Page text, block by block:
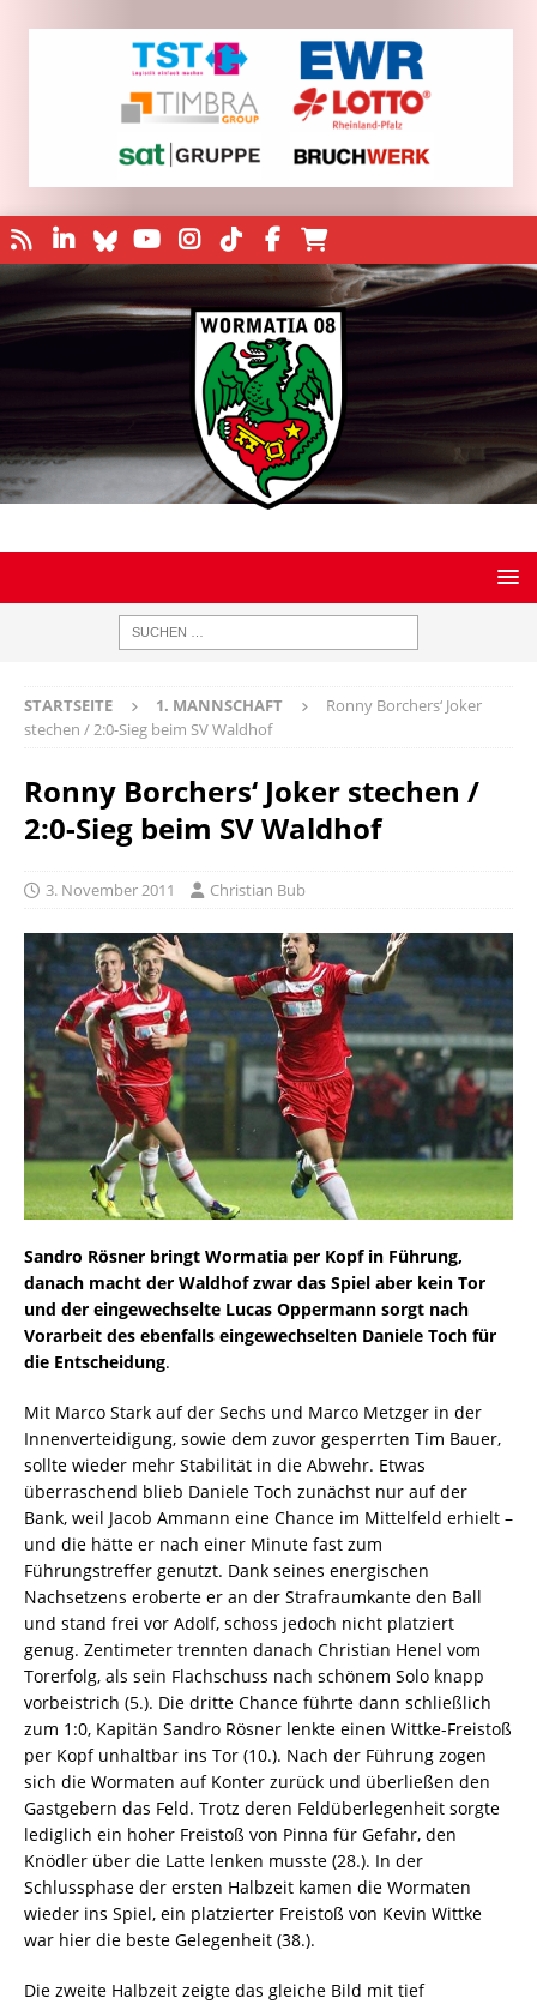
STARTSEITE 1. MANNSCHAFT
Ronny Borchers‘ Joker
stechen / 2:0-Sieg beim SV Waldhof
Ronny Borchers‘ Joker stechen /
2:0-Sieg beim SV Waldhof
3. November 2011 Christian Bub
Sandro Rösner bringt Wormatia per Kopf in Führung,
danach macht der Waldhof zwar das Spiel aber kein Tor
und der eingewechselte Lucas Oppermann sorgt nach
Vorarbeit des ebenfalls eingewechselten Daniele Toch für
die Entscheidung.
Mit Marco Stark auf der Sechs und Marco Metzger in der
Innenverteidigung, sowie dem zuvor gesperrten Tim Bauer,
sollte wieder mehr Stabilität in die Abwehr. Etwas
überraschend blieb Daniele Toch zunächst nur auf der
Bank, weil Jacob Ammann eine Chance im Mittelfeld erhielt –
und die hätte er nach einer Minute fast zum
Führungstreffer genutzt. Dank seines energischen
Nachsetzens eroberte er an der Strafraumkante den Ball
und stand frei vor Adolf, schoss jedoch nicht platziert
genug. Zentimeter trennten danach Christian Henel vom
Torerfolg, als sein Flachschuss nach schönem Solo knapp
vorbeistrich (5.). Die dritte Chance führte dann schließlich
zum 1:0, Kapitän Sandro Rösner lenkte einen Wittke-Freistoß
per Kopf unhaltbar ins Tor (10.). Nach der Führung zogen
sich die Wormaten auf Konter zurück und überließen den
Gastgebern das Feld. Trotz deren Feldüberlegenheit sorgte
lediglich ein hoher Freistoß von Pinna für Gefahr, den
Knödler über die Latte lenken musste (28.). In der
Schlussphase der ersten Halbzeit kamen die Wormaten
wieder ins Spiel, ein platzierter Freistoß von Kevin Wittke
war hier die beste Gelegenheit (38.).
Die zweite Halbzeit zeigte das gleiche Bild mit tief